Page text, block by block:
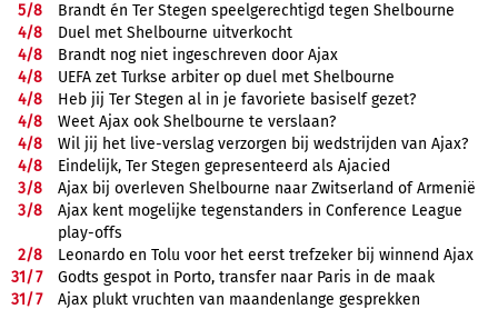
5/8
Brandt én Ter Stegen speelgerechtigd tegen Shelbourne
4/8
Duel met Shelbourne uitverkocht
4/8
Brandt nog niet ingeschreven door Ajax
4/8
UEFA zet Turkse arbiter op duel met Shelbourne
4/8
Heb jij Ter Stegen al in je favoriete basiself gezet?
4/8
Weet Ajax ook Shelbourne te verslaan?
4/8
Wil jij het live-verslag verzorgen bij wedstrijden van Ajax?
4/8
Eindelijk, Ter Stegen gepresenteerd als Ajacied
3/8
Ajax bij overleven Shelbourne naar Zwitserland of Armenië
3/8
Ajax kent mogelijke tegenstanders in Conference League
play-offs
2/8
Leonardo en Tolu voor het eerst trefzeker bij winnend Ajax
31/7
Godts gespot in Porto, transfer naar Paris in de maak
31/7 Ajax plukt vruchten van maandenlange gesprekken